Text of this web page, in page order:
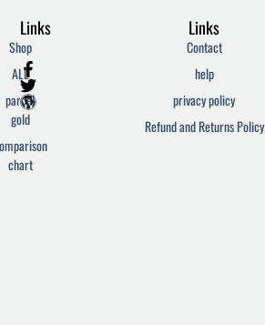
F
a
c
e
o
o
T
w
i
t
e
r
W
o
r
d
r
e
Links
Contact
help
privacy policy
Refund and Returns Policy
Links
Shop
ALL
parcel
gold
chart